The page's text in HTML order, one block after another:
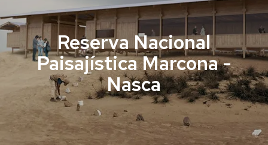
Reserva Nacional
Paisajística Marcona -
Nasca